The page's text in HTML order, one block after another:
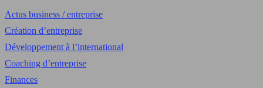
Actus business / entreprise
Création d’entreprise
Développement à l’international
Coaching d’entreprise
Finances